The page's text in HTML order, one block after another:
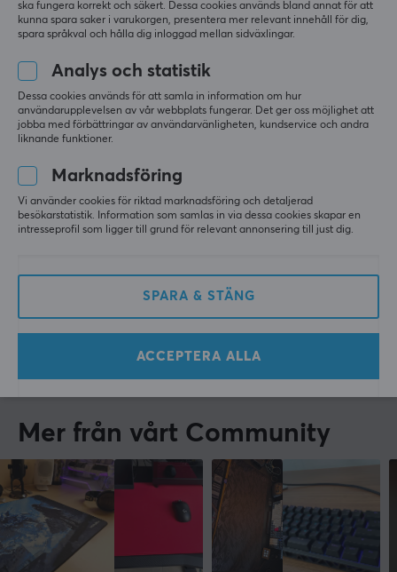
PC
Bra värde, sidorna krullar sig lite men lägg något
tungt på dem för att platta ut dem lite :)
Visa original
KBDfans PBTfans Retro Dark Lights R2 - Bubble Deskmat 2XL
Mohammed A
Verifierad köpare
Level 11
Gnarly Commander
Högkvalitativ matta
0 likes
Mer från vårt Community
ska fungera korrekt och säkert. Dessa cookies används bland annat för att
kunna spara saker i varukorgen, presentera mer relevant innehåll för dig,
spara språkval och hålla dig inloggad mellan sidväxlingar.
Analys och statistik
Dessa cookies används för att samla in information om hur
användarupplevelsen av vår webbplats fungerar. Det ger oss möjlighet att
jobba med förbättringar av användarvänligheten, kundservice och andra
liknande funktioner.
Marknadsföring
Vi använder cookies för riktad marknadsföring och detaljerad
besökarstatistik. Information som samlas in via dessa cookies skapar en
intresseprofil som ligger till grund för relevant annonsering till just dig.
SPARA & STÄNG
ACCEPTERA ALLA